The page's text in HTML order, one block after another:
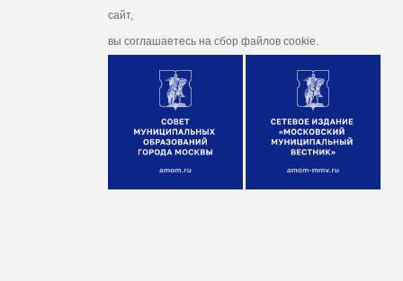
сайт,
вы соглашаетесь на сбор файлов cookie.